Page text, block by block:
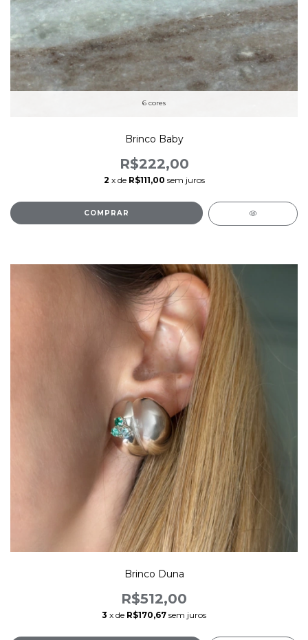
6 cores
Brinco Baby
R$222,00
2 x de R$111,00 sem juros
COMPRAR
Brinco Duna
R$512,00
3 x de R$170,67 sem juros